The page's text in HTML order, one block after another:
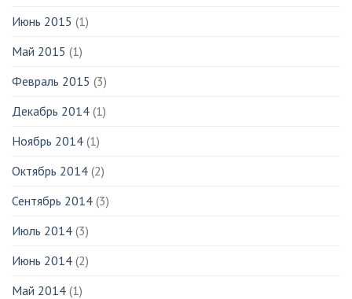
Июнь 2015 (1)
Май 2015 (1)
Февраль 2015 (3)
Декабрь 2014 (1)
Ноябрь 2014 (1)
Октябрь 2014 (2)
Сентябрь 2014 (3)
Июль 2014 (3)
Июнь 2014 (2)
Май 2014 (1)